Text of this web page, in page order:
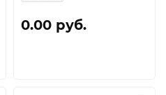
0.00 руб.